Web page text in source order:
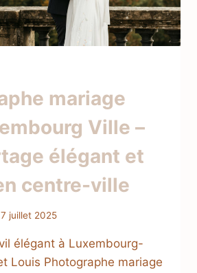
mariage
Ville –
élégant et
centre-ville
7 juillet 2025
élégant à Luxembourg-
Louis Photographe mariage